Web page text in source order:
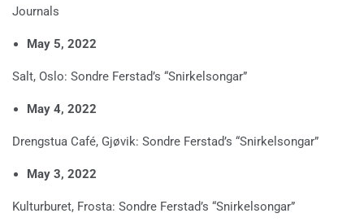
Journals
May 5, 2022
Salt, Oslo: Sondre Ferstad’s “Snirkelsongar”
May 4, 2022
Drengstua Café, Gjøvik: Sondre Ferstad’s “Snirkelsongar”
May 3, 2022
Kulturburet, Frosta: Sondre Ferstad’s “Snirkelsongar”